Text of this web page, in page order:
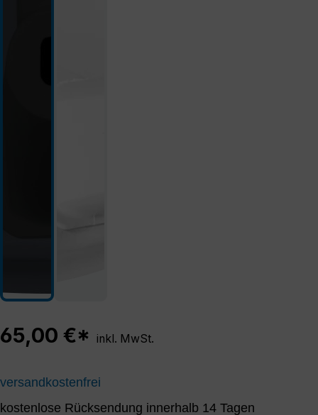
65,00 €* inkl. MwSt.
versandkostenfrei
kostenlose Rücksendung innerhalb 14 Tagen